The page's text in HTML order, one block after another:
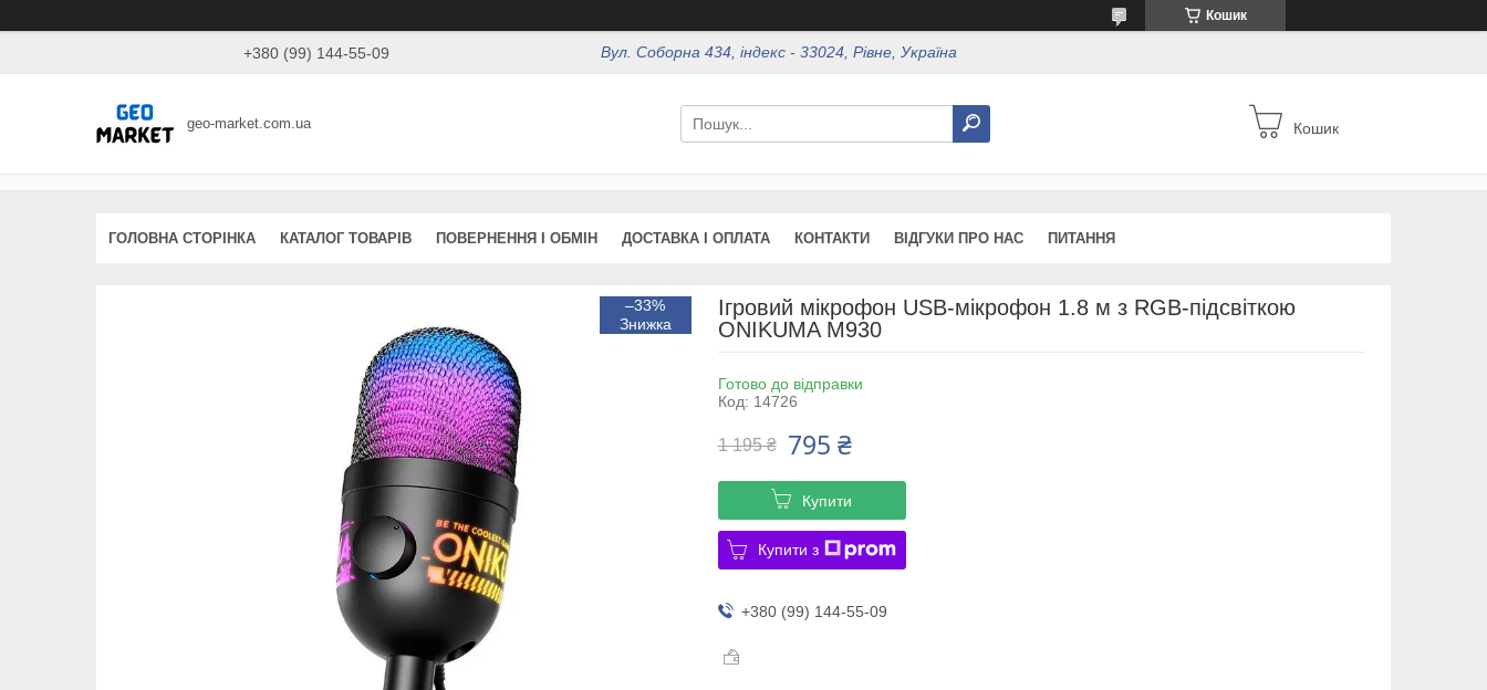
Кошик
+380 (99) 144-55-09 Вул. Соборна 434, індекс - 33024, Рівне, Україна
geo-market.com.ua Кошик
ГОЛОВНА СТОРІНКА КАТАЛОГ ТОВАРІВ ПОВЕРНЕННЯ І ОБМІН ДОСТАВКА І ОПЛАТА КОНТАКТИ ВІДГУКИ ПРО НАС ПИТАННЯ
–33%
Ігровий мікрофон USB-мікрофон 1.8 м з RGB-підсвіткою
ONIKUMA M930
Готово до відправки
Код: 14726
1 195 ₴ 795 ₴
Купити
Купити з
+380 (99) 144-55-09